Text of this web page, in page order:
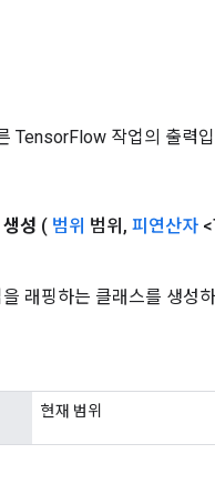
TensorFlow 작업의 출력
생성 ( 범위 범위 , 피연산자
래핑하는 클래스를 생성
현재 범위